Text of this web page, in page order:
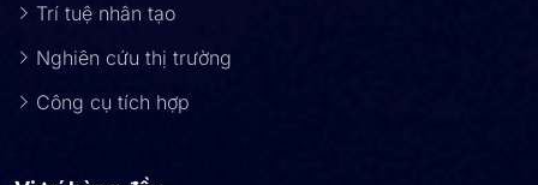
Trí tuệ nhân tạo
Nghiên cứu thị trường
Công cụ tích hợp